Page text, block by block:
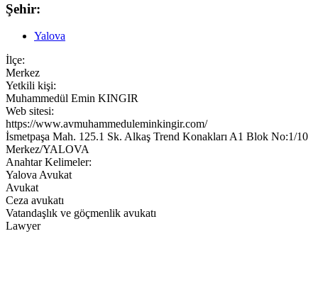
Şehir:
Yalova
İlçe:
Merkez
Yetkili kişi:
Muhammedül Emin KINGIR
Web sitesi:
https://www.avmuhammeduleminkingir.com/
İsmetpaşa Mah. 125.1 Sk. Alkaş Trend Konakları A1 Blok No:1/10
Merkez/YALOVA
Anahtar Kelimeler:
Yalova Avukat
Avukat
Ceza avukatı
Vatandaşlık ve göçmenlik avukatı
Lawyer